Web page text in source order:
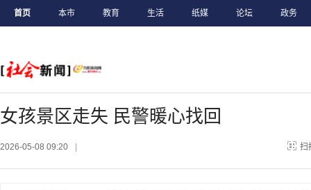
首页 本市 教育 生活 纸媒 论坛 政务
女孩景区走失 民警暖心找回
2026-05-08 09:20 扫